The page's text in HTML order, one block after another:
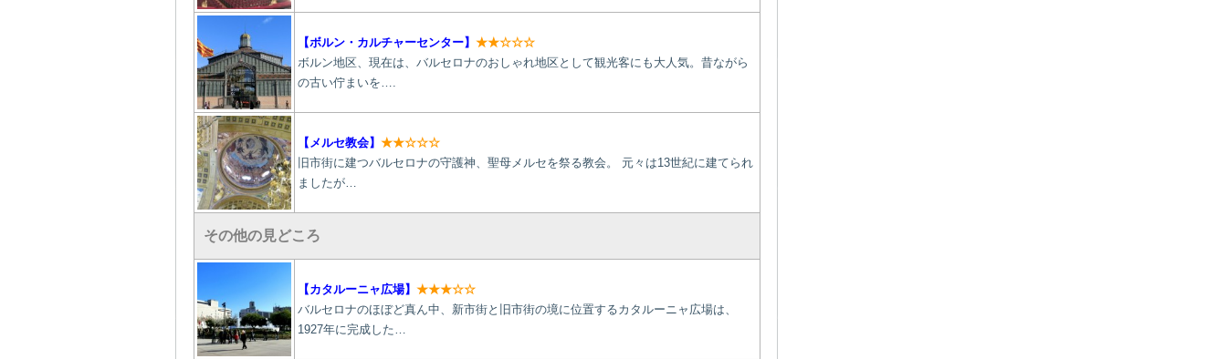
【ボルン・カルチャーセンター】 ★★☆☆☆
ボルン地区、現在は、バルセロナのおしゃれ地区として観光客にも大人気。昔ながら
の古い佇まいを….
【メルセ教会】 ★★☆☆☆
旧市街に建つバルセロナの守護神、聖母メルセを祭る教会。 元々は13世紀に建てられ
ましたが…
その他の見どころ
【カタルーニャ広場】 ★★★☆☆
バルセロナのほぼど真ん中、新市街と旧市街の境に位置するカタルーニャ広場は、
1927年に完成した…